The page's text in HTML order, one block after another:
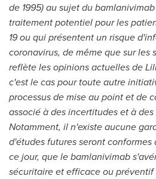
de 1995) au sujet du
traitement potentiel pour les
19 ou qui présentent un risque
coronavirus, de même que sur les
reflète les opinions actuelles de
c'est le cas pour toute autre
processus de mise au point et de
associé à des incertitudes et à
Notamment, il n'existe aucune
d'études futures seront
ce jour, que le bamlanivimab
sécuritaire et efficace ou préventif